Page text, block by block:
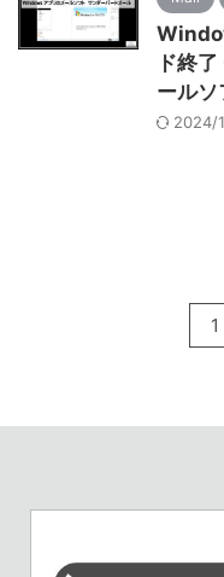
ド終
ールソ
2024/
1